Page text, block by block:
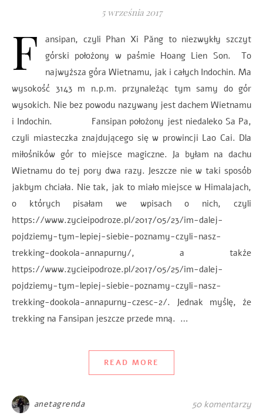
5 września 2017
F
ansipan, czyli Phan Xi Păng to niezwykły szczyt
górski położony w paśmie Hoang Lien Son. To
najwyższa góra Wietnamu, jak i całych Indochin. Ma
wysokość 3143 m n.p.m. przynależąc tym samy do gór
wysokich. Nie bez powodu nazywany jest dachem Wietnamu
i Indochin. Fansipan położony jest niedaleko Sa Pa,
czyli miasteczka znajdującego się w prowincji Lao Cai. Dla
miłośników gór to miejsce magiczne. Ja byłam na dachu
Wietnamu do tej pory dwa razy. Jeszcze nie w taki sposób
jakbym chciała. Nie tak, jak to miało miejsce w Himalajach,
o których pisałam we wpisach o nich, czyli
https://www.zycieipodroze.pl/2017/05/23/im-dalej-
pojdziemy-tym-lepiej-siebie-poznamy-czyli-nasz-
trekking-dookola-annapurny/, a także
https://www.zycieipodroze.pl/2017/05/25/im-dalej-
pojdziemy-tym-lepiej-siebie-poznamy-czyli-nasz-
trekking-dookola-annapurny-czesc-2/. Jednak myślę, że
trekking na Fansipan jeszcze przede mną. …
READ MORE
anetagrenda 50 komentarzy